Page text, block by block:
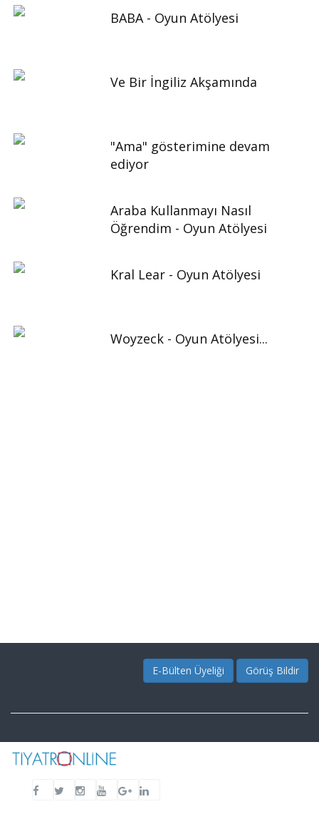
BABA - Oyun Atölyesi
Ve Bir İngiliz Akşamında
"Ama" gösterimine devam
ediyor
Araba Kullanmayı Nasıl
Öğrendim - Oyun Atölyesi
Kral Lear - Oyun Atölyesi
Woyzeck - Oyun Atölyesi...
E-Bülten Üyeliği Görüş Bildir